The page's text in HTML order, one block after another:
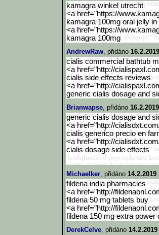
kamagra winkel utrecht
<a href="https://
kamagra 100mg oral jelly in
<a href="https://
kamagra 100mg
AndrewRaw, přidáno
cialis commercial bathtub
<a href="http://
cialis side effects reviews
<a href="http://
generic cialis dosage and
Brianwapse, přidáno
generic cialis dosage and
<a href="http://
cialis generico precio en
<a href="http://
cialis dosage side effects
Michaelker, přidáno 14.2.2019
fildena india pharmacies
<a href="http://
fildena 50 mg tablets buy
<a href="http://
fildena 150 mg extra power
DerekCelve, přidáno